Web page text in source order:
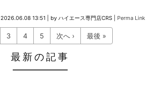
2026.06.08 13:51 by ハイエース専門店CRS Perma Link
3 4 5 次へ › 最後 »
最新の記事